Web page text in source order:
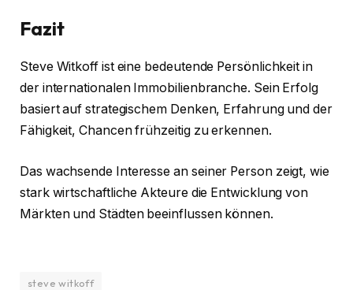
Fazit
Steve Witkoff ist eine bedeutende Persönlichkeit in
der internationalen Immobilienbranche. Sein Erfolg
basiert auf strategischem Denken, Erfahrung und der
Fähigkeit, Chancen frühzeitig zu erkennen.
Das wachsende Interesse an seiner Person zeigt, wie
stark wirtschaftliche Akteure die Entwicklung von
Märkten und Städten beeinflussen können.
steve witkoff